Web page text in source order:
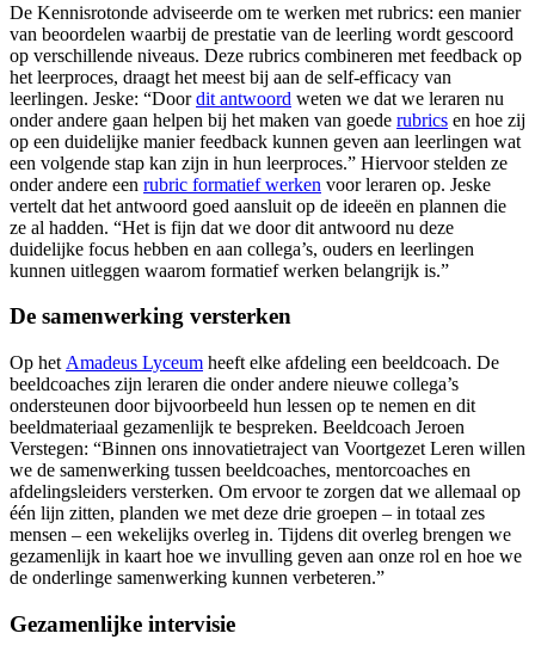
De Kennisrotonde adviseerde om te werken met rubrics: een manier
van beoordelen waarbij de prestatie van de leerling wordt gescoord
op verschillende niveaus. Deze rubrics combineren met feedback op
het leerproces, draagt het meest bij aan de self-efficacy van
leerlingen. Jeske: “Doordit antwoord weten we dat we leraren nu
onder andere gaan helpen bij het maken van goede rubrics en hoe zij
op een duidelijke manier feedback kunnen geven aan leerlingen wat
een volgende stap kan zijn in hun leerproces.” Hiervoor stelden ze
onder andere een rubric formatief werken voor leraren op. Jeske
vertelt dat het antwoord goed aansluit op de ideeën en plannen die
ze al hadden. “Het is fijn dat we door dit antwoord nu deze
duidelijke focus hebben en aan collega’s, ouders en leerlingen
kunnen uitleggen waarom formatief werken belangrijk is.”
De samenwerking versterken
Op het Amadeus Lyceum heeft elke afdeling een beeldcoach. De
beeldcoaches zijn leraren die onder andere nieuwe collega’s
ondersteunen door bijvoorbeeld hun lessen op te nemen en dit
beeldmateriaal gezamenlijk te bespreken. Beeldcoach Jeroen
Verstegen: “Binnen ons innovatietraject van Voortgezet Leren willen
we de samenwerking tussen beeldcoaches, mentorcoaches en
afdelingsleiders versterken. Om ervoor te zorgen dat we allemaal op
één lijn zitten, planden we met deze drie groepen – in totaal zes
mensen – een wekelijks overleg in. Tijdens dit overleg brengen we
gezamenlijk in kaart hoe we invulling geven aan onze rol en hoe we
de onderlinge samenwerking kunnen verbeteren.”
Gezamenlijke intervisie